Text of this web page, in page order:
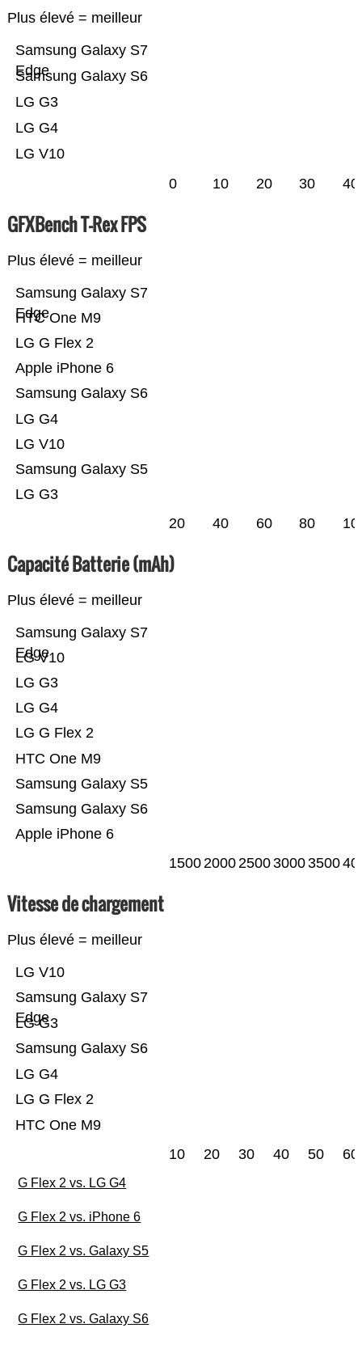
Plus élevé = meilleur
LG V10
LG G4
LG G3
Samsung Galaxy S6
Samsung Galaxy S7
Edge
0 10 20 30 40
GFXBench T-Rex FPS
Plus élevé = meilleur
LG G3
Samsung Galaxy S5
LG V10
LG G4
Samsung Galaxy S6
Apple iPhone 6
LG G Flex 2
HTC One M9
Samsung Galaxy S7
Edge
20 40 60 80
Capacité Batterie (mAh)
Plus élevé = meilleur
Apple iPhone 6
Samsung Galaxy S6
Samsung Galaxy S5
HTC One M9
LG G Flex 2
LG G4
LG G3
LG V10
Samsung Galaxy S7
Edge
15002000250030003500
Vitesse de chargement
Plus élevé = meilleur
HTC One M9
LG G Flex 2
LG G4
Samsung Galaxy S6
LG G3
Samsung Galaxy S7
Edge
LG V10
10 20 30 40 50 60
G Flex 2 vs. LG G4
G Flex 2 vs. iPhone 6
G Flex 2 vs. Galaxy S5
G Flex 2 vs. LG G3
G Flex 2 vs. Galaxy S6